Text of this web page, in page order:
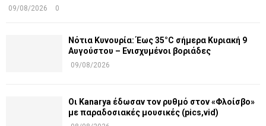
09/08/2026 0
Νότια Κυνουρία: Έως 35°C σήμερα Κυριακή 9
Αυγούστου – Ενισχυμένοι βοριάδες
09/08/2026
Οι Kanarya έδωσαν τον ρυθμό στον «Φλοίσβο»
με παραδοσιακές μουσικές (pics,vid)